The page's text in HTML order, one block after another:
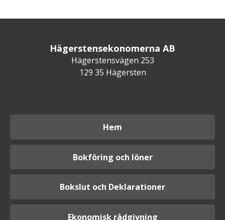
Hägerstensekonomerna AB
Hägerstensvägen 253
129 35 Hägersten
Hem
Bokföring och löner
Bokslut och Deklarationer
Ekonomisk rådgivning